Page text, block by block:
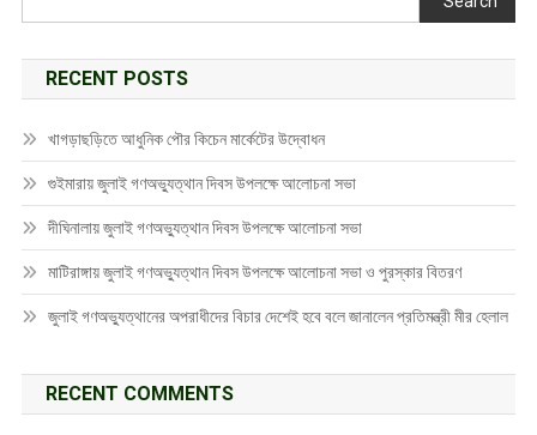
RECENT POSTS
খাগড়াছড়িতে আধুনিক পৌর কিচেন মার্কেটের উদ্বোধন
গুইমারায় জুলাই গণঅভ্যুত্থান দিবস উপলক্ষে আলোচনা সভা
দীঘিনালায় জুলাই গণঅভ্যুত্থান দিবস উপলক্ষে আলোচনা সভা
মাটিরাঙ্গায় জুলাই গণঅভ্যুত্থান দিবস উপলক্ষে আলোচনা সভা ও পুরস্কার বিতরণ
জুলাই গণঅভ্যুত্থানের অপরাধীদের বিচার দেশেই হবে বলে জানালেন প্রতিমন্ত্রী মীর হেলাল
RECENT COMMENTS